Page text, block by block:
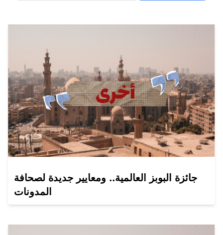
جائزة البوبز العالمية.. ومعايير جديدة لصحافة
المدونات